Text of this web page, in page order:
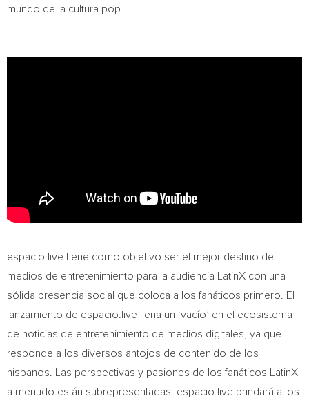
mundo de la cultura pop.
espacio.live tiene como objetivo ser el mejor destino de
medios de entretenimiento para la audiencia LatinX con una
sólida presencia social que coloca a los fanáticos primero. El
lanzamiento de espacio.live llena un ‘vacío’ en el ecosistema
de noticias de entretenimiento de medios digitales, ya que
responde a los diversos antojos de contenido de los
hispanos. Las perspectivas y pasiones de los fanáticos LatinX
a menudo están subrepresentadas. espacio.live brindará a los